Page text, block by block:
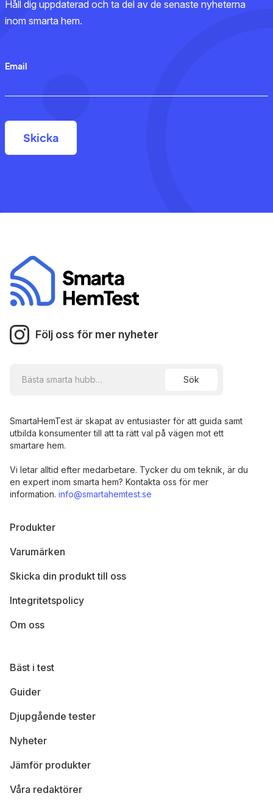
Håll dig uppdaterad och ta del av de senaste nyheterna
inom smarta hem.
Email
Bäst i test
Guider
Djupgående tester
Nyheter
Jämför produkter
Våra redaktörer
Produkter
Varumärken
Skicka din produkt till oss
Integritetspolicy
Om oss
Följ oss för mer nyheter
SmartaHemTest är skapat av entusiaster för att guida samt
utbilda konsumenter till att ta rätt val på vägen mot ett
smartare hem.
Vi letar alltid efter medarbetare. Tycker du om teknik, är du
en expert inom smarta hem? Kontakta oss för mer
information. info@smartahemtest.se